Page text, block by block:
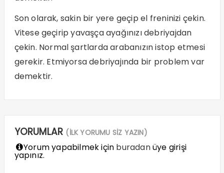
Son olarak, sakin bir yere geçip el freninizi çekin.
Vitese geçirip yavaşça ayağınızı debriyajdan
çekin. Normal şartlarda arabanızın istop etmesi
gerekir. Etmiyorsa debriyajında bir problem var
demektir.
YORUMLAR (İLK YORUMU SİZ YAZIN)
Yorum yapabilmek için buradanüye girişi
yapınız.